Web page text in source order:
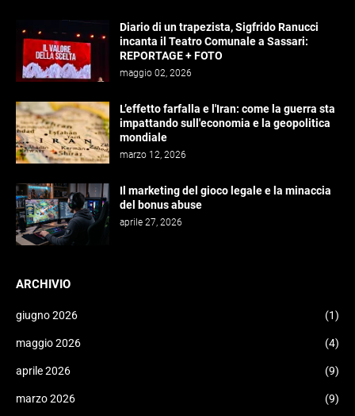
Diario di un trapezista, Sigfrido Ranucci
incanta il Teatro Comunale a Sassari:
REPORTAGE + FOTO
maggio 02, 2026
L’effetto farfalla e l'Iran: come la guerra sta
impattando sull'economia e la geopolitica
mondiale
marzo 12, 2026
Il marketing del gioco legale e la minaccia
del bonus abuse
aprile 27, 2026
ARCHIVIO
giugno 2026 (1)
maggio 2026 (4)
aprile 2026 (9)
marzo 2026 (9)